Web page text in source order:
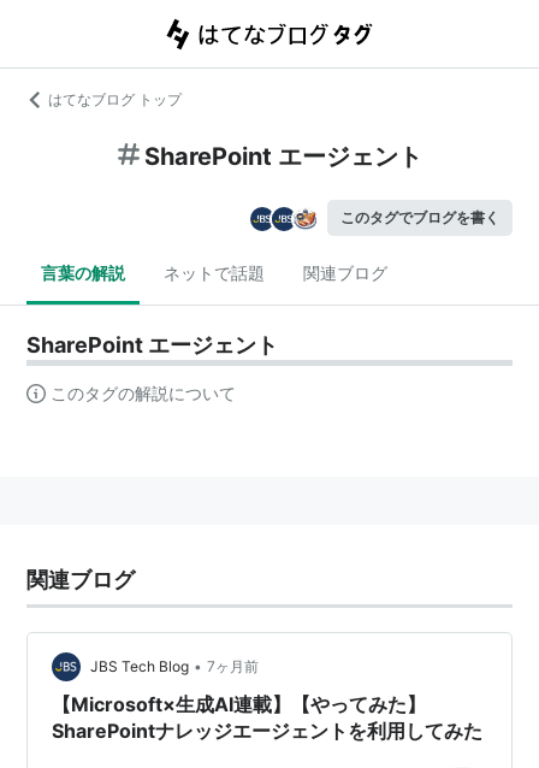
はてなブログ トップ
SharePoint エージェント
このタグでブログを書く
言葉の解説 ネットで話題 関連ブログ
SharePoint エージェント
このタグの解説について
関連ブログ
JBS Tech Blog • 7ヶ月前
【Microsoft×生成AI連載】【やってみた】
SharePointナレッジエージェントを利用してみた